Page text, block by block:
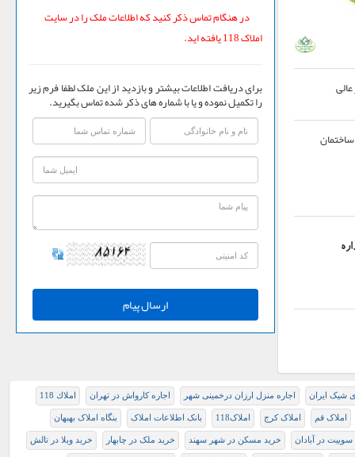
در هنگام تماس ذکر کنید که اطلاعات ملک را در سایت
املاک 118 یافته اید.
برای دریافت اطلاعات بیشتر و بازدید از این ملک لطفا فرم زیر
را تکمیل نموده و یا با شماره های ذکر شده تماس بگیرید.
ارسال پیام
شیک ایران اجاره منزل ارزان درخمینی شهر اجاره کارواش در تهران املاك 118
املاک قم املاک کرج املاک118 بانک اطلاعات املاک بنگاه املاک بهبهان
سوییت در آبادان خرید مسکن در شهر سهند خرید ملک در چابهار خرید ویلا در تالش